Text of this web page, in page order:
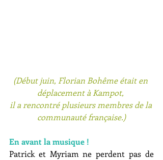
(Début juin, Florian Bohême était en
déplacement à Kampot,
il a rencontré plusieurs membres de la
communauté française.)
En avant la musique !
Patrick et Myriam ne perdent pas de